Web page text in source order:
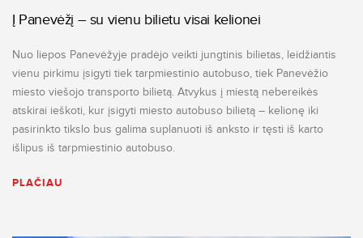
Į Panevėžį – su vienu bilietu visai kelionei
Nuo liepos Panevėžyje pradėjo veikti jungtinis bilietas, leidžiantis
vienu pirkimu įsigyti tiek tarpmiestinio autobuso, tiek Panevėžio
miesto viešojo transporto bilietą. Atvykus į miestą nebereikės
atskirai ieškoti, kur įsigyti miesto autobuso bilietą – kelionę iki
pasirinkto tikslo bus galima suplanuoti iš anksto ir tęsti iš karto
išlipus iš tarpmiestinio autobuso.
PLAČIAU